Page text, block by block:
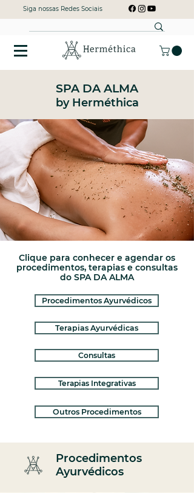
Siga nossas Redes Sociais
SPA DA ALMA
by Herméthica
Clique para conhecer e agendar os
procedimentos, terapias e consultas
do SPA DA ALMA
Procedimentos Ayurvédicos
Terapias Ayurvédicas
Consultas
Terapias Integrativas
Outros Procedimentos
Procedimentos
Ayurvédicos